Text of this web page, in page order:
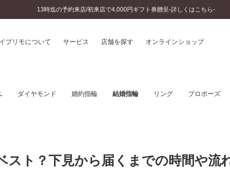
13時迄の予約来店/初来店で4,000円ギフト券贈呈-詳しくはこちら-
プリモについて サービス 店舗を探す オンラインショップ
アイプリモについて
近くに店舗がある
婚約指輪とは
ニュース一覧
お客様の声
ダイヤモンド 婚約指輪 結婚指輪 リング プロポーズ
スト？下見から届くまでの時間や流